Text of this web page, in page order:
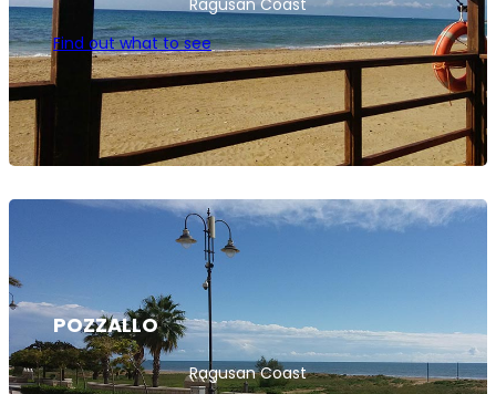
Find out what to see
POZZALLO
Ragusan Coast